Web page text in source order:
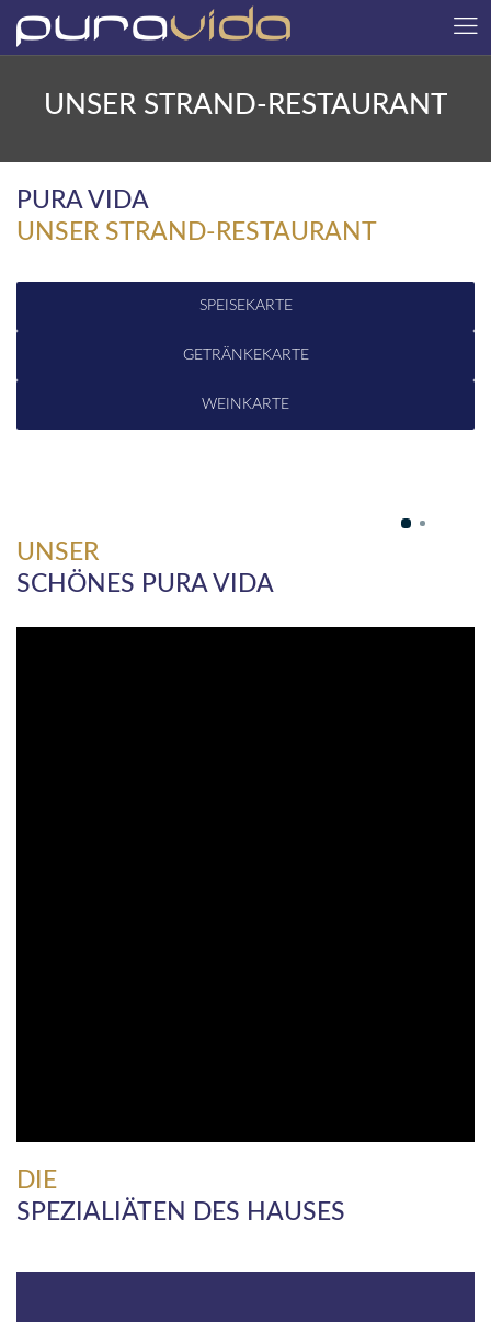
UNSER STRAND-RESTAURANT
PURA VIDA
UNSER STRAND-RESTAURANT
SPEISEKARTE
GETRÄNKEKARTE
WEINKARTE
UNSER
SCHÖNES PURA VIDA
DIE
SPEZIALIÄTEN DES HAUSES